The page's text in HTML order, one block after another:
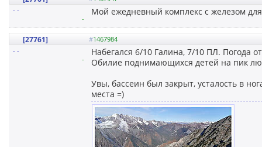
- -
-
Мой ежедневный комплекс с железом
[27761] #1467984
- -
-
Набегался 6/10 Галина, 7/10 ПЛ. Погода
Обилие поднимающихся детей на пик
Увы, бассеин был закрыт, усталость в
места =)